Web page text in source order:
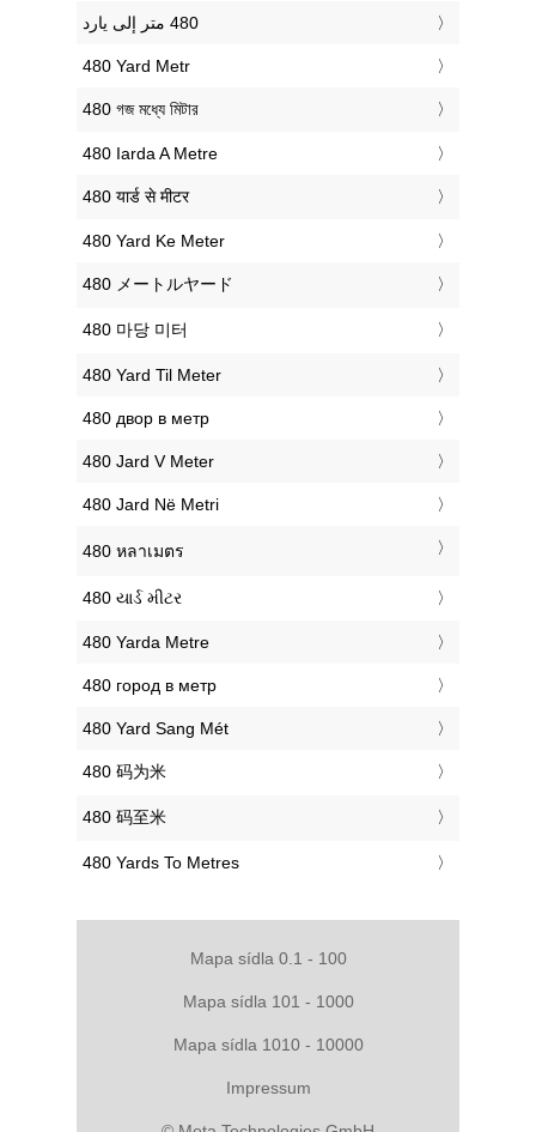
‎480 Yard Metr
‎480 গজ মধ্যে মিটার
‎480 Iarda A Metre
‎480 यार्ड से मीटर
‎480 Yard Ke Meter
‎480 メートルヤード
‎480 마당 미터
‎480 Yard Til Meter
‎480 двор в метр
‎480 Jard V Meter
‎480 Jard Në Metri
‎480 หลาเมตร
‎480 યાર્ડ મીટર
‎480 Yarda Metre
‎480 город в метр
‎480 Yard Sang Mét
‎480 码为米
‎480 码至米
‎480 Yards To Metres
Mapa sídla 0.1 - 100
Mapa sídla 101 - 1000
Mapa sídla 1010 - 10000
Impressum